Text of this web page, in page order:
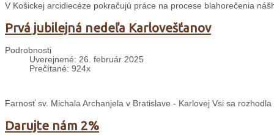
V Košickej arcidiecéze pokračujú práce na procese blahorečenia
Prvá jubilejná nedeľa Karlovešťanov
Podrobnosti
Uverejnené: 26. február 2025
Prečítané: 924x
Farnosť sv. Michala Archanjela v Bratislave - Karlovej Vsi sa
Darujte nám 2%